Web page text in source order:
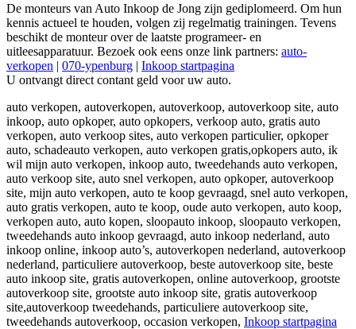
De monteurs van Auto Inkoop de Jong zijn gediplomeerd. Om hun
kennis actueel te houden, volgen zij regelmatig trainingen. Tevens
beschikt de monteur over de laatste programeer- en
uitleesapparatuur. Bezoek ook eens onze link partners: auto-
verkopen | 070-ypenburg | Inkoop startpagina
U ontvangt direct contant geld voor uw auto.
auto verkopen, autoverkopen, autoverkoop, autoverkoop site, auto
inkoop, auto opkoper, auto opkopers, verkoop auto, gratis auto
verkopen, auto verkoop sites, auto verkopen particulier, opkoper
auto, schadeauto verkopen, auto verkopen gratis,opkopers auto, ik
wil mijn auto verkopen, inkoop auto, tweedehands auto verkopen,
auto verkoop site, auto snel verkopen, auto opkoper, autoverkoop
site, mijn auto verkopen, auto te koop gevraagd, snel auto verkopen,
auto gratis verkopen, auto te koop, oude auto verkopen, auto koop,
verkopen auto, auto kopen, sloopauto inkoop, sloopauto verkopen,
tweedehands auto inkoop gevraagd, auto inkoop nederland, auto
inkoop online, inkoop auto’s, autoverkopen nederland, autoverkoop
nederland, particuliere autoverkoop, beste autoverkoop site, beste
auto inkoop site, gratis autoverkopen, online autoverkoop, grootste
autoverkoop site, grootste auto inkoop site, gratis autoverkoop
site,autoverkoop tweedehands, particuliere autoverkoop site,
tweedehands autoverkoop, occasion verkopen, Inkoop startpagina